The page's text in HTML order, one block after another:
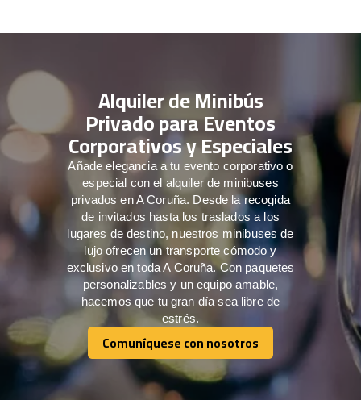
Alquiler de Minibús
Privado para Eventos
Corporativos y Especiales
Añade elegancia a tu evento corporativo o
especial con el alquiler de minibuses
privados en A Coruña. Desde la recogida
de invitados hasta los traslados a los
lugares de destino, nuestros minibuses de
lujo ofrecen un transporte cómodo y
exclusivo en toda A Coruña. Con paquetes
personalizables y un equipo amable,
hacemos que tu gran día sea libre de
estrés.
Comuníquese con nosotros
Comuníquese con nosotros